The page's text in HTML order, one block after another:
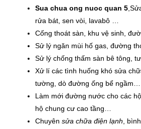
Sua chua ong nuoc quan 5
rửa bát, sen vòi, lavabô …
Cống thoát sàn, khu vệ sinh,
Sử lý ngăn mùi hố gas, đường
Sử lý chống thấm sàn bê tông,
Xử lí các tình huống khó sửa
tường, dò đường ống bể ngầm…
Làm mới đường nước cho các
hộ chung cư cao tầng…
Chuyên sửa chữa điện lạnh ,